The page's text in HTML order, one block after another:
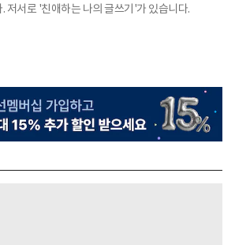
저서로 '친애하는 나의 글쓰기'가 있습니다.